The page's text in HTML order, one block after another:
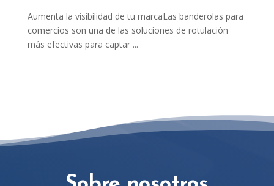
Aumenta la visibilidad de tu marcaLas banderolas para
comercios son una de las soluciones de rotulación
más efectivas para captar ...